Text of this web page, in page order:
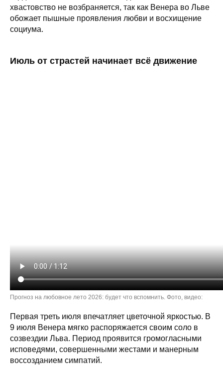
хвастовство не возбраняется, так как Венера во Льве
обожает пышные проявления любви и восхищение
социума.
Июль от страстей начинает всё движение
Прогноз на любовное лето 2026: будет что вспомнить. Фото, видео:
Первая треть июля впечатляет цветочной яркостью. В
9 июля Венера мягко распоряжается своим соло в
созвездии Льва. Период проявится громогласными
исповедями, совершенными жестами и манерным
воссозданием симпатий.